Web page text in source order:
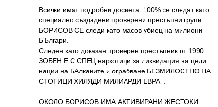
Всички имат подробни досиета. 100% се следят като
специално създадени проверени престъпни групи.
БОРИСОВ СЕ следи като масов убиец на милиони
БЪлгари.
Следен като доказан проверен престъпник от 1990 ..
ЗОБЕН Е С СПЕЦ наркотици за ликвидация на цели
нации на БАлканите и ограбване БЕЗМИЛОСТНО НА
СТОТИЦИ ХИЛЯДИ МИЛИАРДИ ЕВРА ..
ОКОЛО БОРИСОВ ИМА АКТИВИРАНИ ЖЕСТОКИ